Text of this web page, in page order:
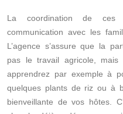
La coordination de ces
communication avec les
L’agence s’assure que la
pas le travail agricole, mais
apprendrez par exemple à
quelques plants de riz ou à
bienveillante de vos hôtes.